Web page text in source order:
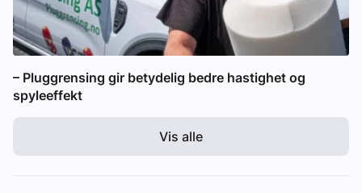
– Pluggrensing gir betydelig bedre hastighet og
spyleeffekt
Vis alle